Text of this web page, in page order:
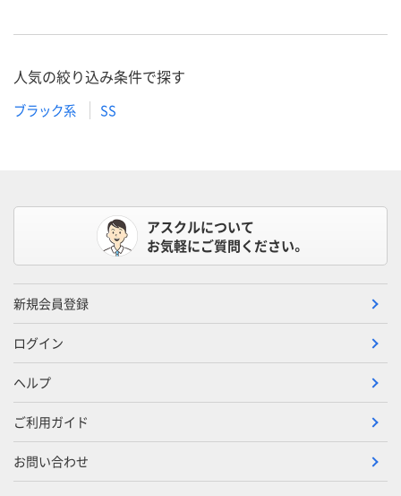
人気の絞り込み条件で探す
ブラック系 SS
アスクルについて
お気軽にご質問ください。
新規会員登録
ログイン
ヘルプ
ご利用ガイド
お問い合わせ